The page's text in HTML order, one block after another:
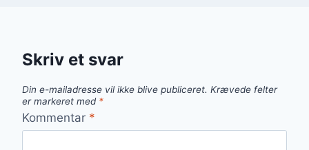
Skriv et svar
Din e-mailadresse vil ikke blive publiceret. Krævede felter
er markeret med *
Kommentar *